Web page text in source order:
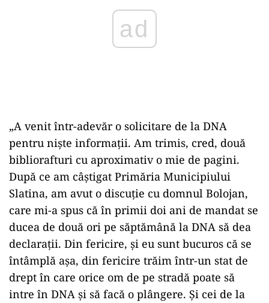
„A venit într-adevăr o solicitare de la DNA
pentru niște informații. Am trimis, cred, două
bibliorafturi cu aproximativ o mie de pagini.
După ce am câștigat Primăria Municipiului
Slatina, am avut o discuție cu domnul Bolojan,
care mi-a spus că în primii doi ani de mandat se
ducea de două ori pe săptămână la DNA să dea
declarații. Din fericire, și eu sunt bucuros că se
întâmplă așa, din fericire trăim într-un stat de
drept în care orice om de pe stradă poate să
intre în DNA și să facă o plângere. Și cei de la